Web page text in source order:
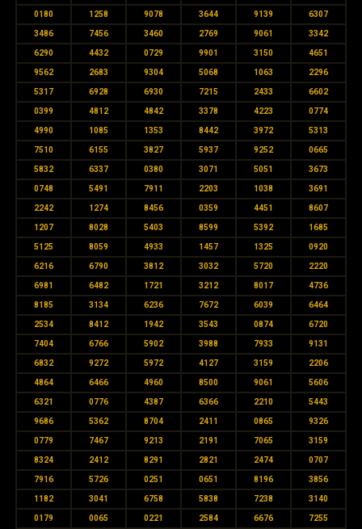
0180 1258 9078 3644 9139 6307
3486 7456 3460 2769 9061 3342
6290 4432 0729 9901 3150 4651
9562 2683 9304 5068 1063 2296
5317 6928 6930 7215 2433 6602
0399 4812 4842 3378 4223 0774
4990 1085 1353 8442 3972 5313
7510 6155 3827 5937 9252 0665
5832 6337 0380 3071 5051 3673
0748 5491 7911 2203 1038 3691
2242 1274 8456 0359 4451 8607
1207 8028 5403 8599 5392 1685
5125 8059 4933 1457 1325 0920
6216 6790 3812 3032 5720 2220
6981 6482 1721 3212 8017 4736
8185 3134 6236 7672 6039 6464
2534 8412 1942 3543 0874 6720
7404 6766 5902 3988 7933 9131
6832 9272 5972 4127 3159 2206
4864 6466 4960 8500 9061 5606
6321 0776 4387 6366 2210 5443
9686 5362 8704 2411 0865 9326
0779 7467 9213 2191 7065 3159
8324 2412 8291 2821 2474 0707
7916 5726 0251 0651 8196 3856
1182 3041 6758 5838 7238 3140
0179 0065 0221 2584 6676 7255